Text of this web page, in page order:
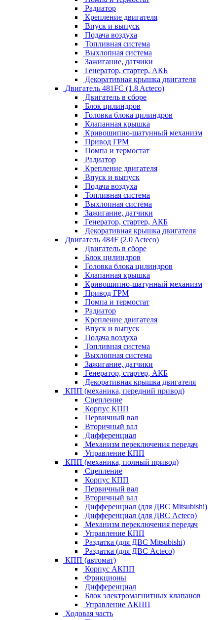
Радиатор
Крепление двигателя
Впуск и выпуск
Подача воздуха
Топливная система
Выхлопная система
Зажигание, датчики
Генератор, стартер, АКБ
Декоративная крышка двигателя
Двигатель 481FC (1.8 Acteco)
Двигатель в сборе
Блок цилиндров
Головка блока цилиндров
Клапанная крышка
Кривошипно-шатунный механизм
Привод ГРМ
Помпа и термостат
Радиатор
Крепление двигателя
Впуск и выпуск
Подача воздуха
Топливная система
Выхлопная система
Зажигание, датчики
Генератор, стартер, АКБ
Декоративная крышка двигателя
Двигатель 484F (2.0 Acteco)
Двигатель в сборе
Блок цилиндров
Головка блока цилиндров
Клапанная крышка
Кривошипно-шатунный механизм
Привод ГРМ
Помпа и термостат
Радиатор
Крепление двигателя
Впуск и выпуск
Подача воздуха
Топливная система
Выхлопная система
Зажигание, датчики
Генератор, стартер, АКБ
Декоративная крышка двигателя
КПП (механика, передний привод)
Сцепление
Корпус КПП
Первичный вал
Вторичный вал
Дифференциал
Механизм переключения передач
Управление КПП
КПП (механика, полный привод)
Сцепление
Корпус КПП
Первичный вал
Вторичный вал
Дифференциал (для ДВС Mitsubishi)
Дифференциал (для ДВС Acteco)
Механизм переключения передач
Управление КПП
Раздатка (для ДВС Mitsubishi)
Раздатка (для ДВС Acteco)
КПП (автомат)
Корпус АКПП
Фрикционы
Дифференциал
Блок электромагнитных клапанов
Управление АКПП
Ходовая часть